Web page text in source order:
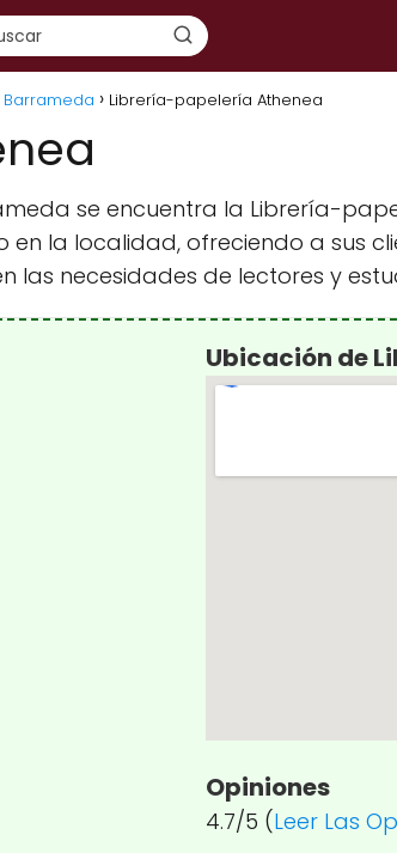
Barrameda Librería-papelería Athenea
se encuentra la Librería-
la localidad, ofreciendo a sus
necesidades de lectores y
Ubicación de
Opiniones
4.7/5 (Leer Las